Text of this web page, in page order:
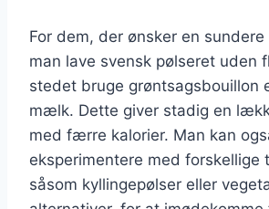
For dem, der ønsker en sundere
man lave svensk pølseret uden
stedet bruge grøntsagsbouillon
mælk. Dette giver stadig en
med færre kalorier. Man kan
eksperimentere med forskellige
såsom kyllingepølser eller